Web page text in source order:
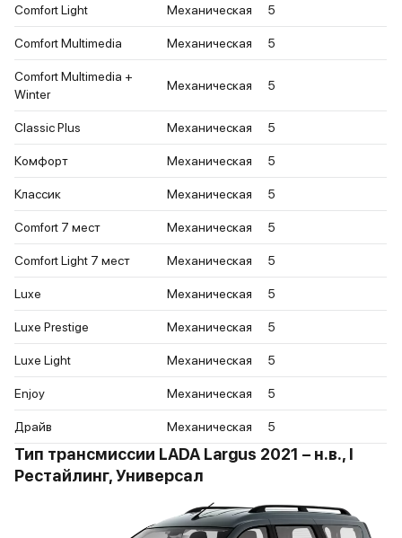
Comfort Light Механическая 5
Comfort Multimedia Механическая 5
Comfort Multimedia +
Winter
Механическая 5
Classic Plus Механическая 5
Комфорт Механическая 5
Классик Механическая 5
Comfort 7 мест Механическая 5
Comfort Light 7 мест Механическая 5
Luxe Механическая 5
Luxe Prestige Механическая 5
Luxe Light Механическая 5
Enjoy Механическая 5
Драйв Механическая 5
Тип трансмиссии LADA Largus 2021 – н.в., I
Рестайлинг, Универсал